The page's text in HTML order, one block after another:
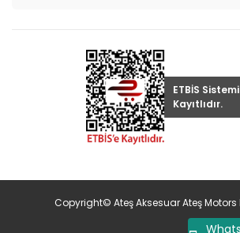
ETBİS
Kayıtlıdır.
Copyright© Ateş Aksesuar Ateş Motors